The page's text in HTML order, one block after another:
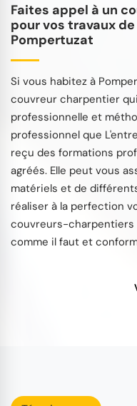
Faites appel à un
pour vos travaux
Pompertuzat
Si vous habitez à
couvreur charpentier
professionnelle et
professionnel que
reçu des formations
agréés. Elle peut vous
matériels et de
réaliser à la perfection
couvreurs-charpentiers
comme il faut et